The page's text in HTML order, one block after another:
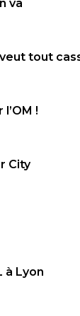
va
veut tout
!
City
à Lyon